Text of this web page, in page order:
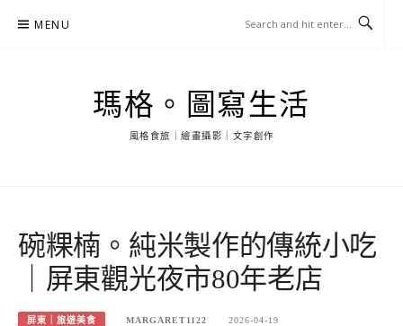
MENU
瑪格。圖寫生活
風格食旅｜繪畫攝影｜文字創作
碗粿楠。純米製作的傳統小吃
｜屏東觀光夜市80年老店
屏東｜旅遊美食 MARGARET1122 2026-04-19